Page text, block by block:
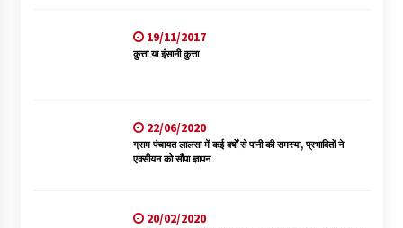
19/11/2017
कुत्ता या इंसानी कुत्ता
22/06/2020
ग्राम पंचायत लालसा में कई वर्षों से पानी की समस्या, प्रभावितों ने
एक्सीयन को सौंपा ज्ञापन
20/02/2020